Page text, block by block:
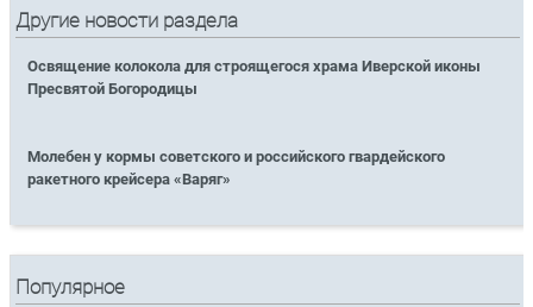
Другие новости раздела
Освящение колокола для строящегося храма Иверской иконы
Пресвятой Богородицы
Молебен у кормы советского и российского гвардейского
ракетного крейсера «Варяг»
Популярное